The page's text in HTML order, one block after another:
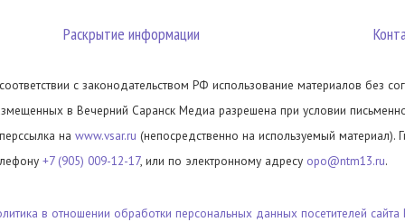
Раскрытие информации
с законодательством РФ использование материалов без
в Вечерний Саранск Медиа разрешена при условии
на www.vsar.ru (непосредственно на используемый материал).
+7 (905) 009-12-17, или по электронному адресу opo@ntm13.ru.
в отношении обработки персональных данных посетителей